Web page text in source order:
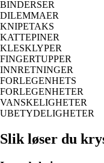
BINDERSER
DILEMMAER
KNIPETAKS
KATTEPINER
KLESKLYPER
FINGERTUPPER
INNRETNINGER
FORLEGENHETS
FORLEGENHETER
VANSKELIGHETER
UBETYDELIGHETER
Slik løser du